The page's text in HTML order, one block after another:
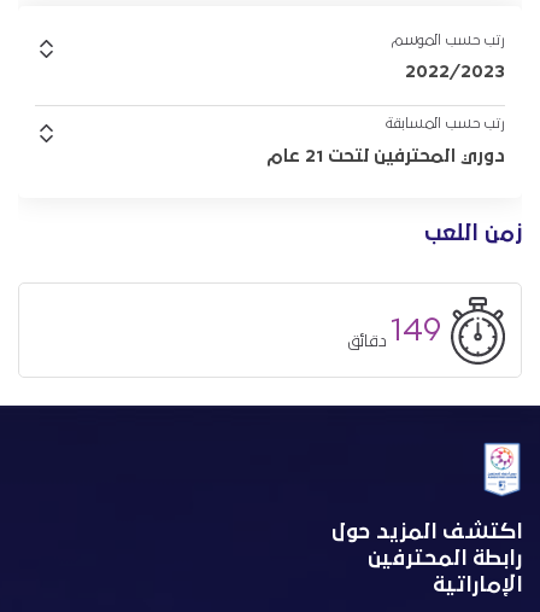
زمن اللعب
149 دقائق
رتب حسب الموسم
2022/2023
رتب حسب المسابقة
دوري المحترفين لتحت 21 عام
اكتشف المزيد حول
رابطة المحترفين
الإماراتية